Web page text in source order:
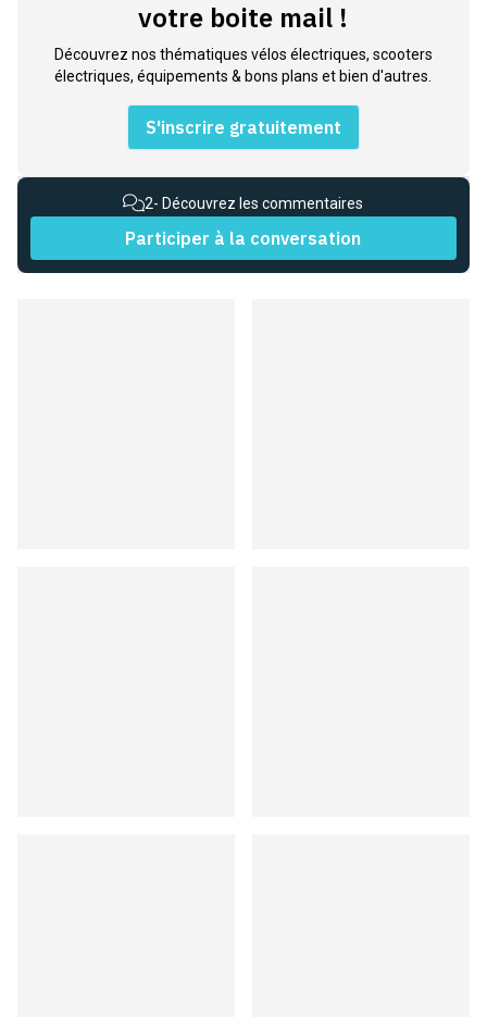
votre boite mail !
Découvrez nos thématiques vélos électriques, scooters
électriques, équipements & bons plans et bien d'autres.
S'inscrire gratuitement
2- Découvrez les commentaires
Participer à la conversation